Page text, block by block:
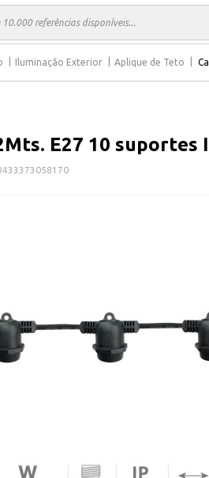
Iluminação Exterior Aplique de Teto
E27 10 suportes